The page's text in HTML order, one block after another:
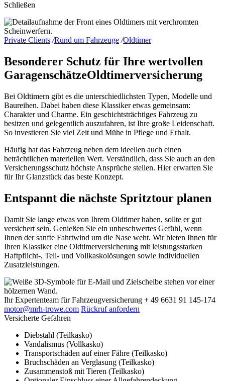
Schließen
Private Clients /Rund um Fahrzeuge /Oldtimer
Besonderer Schutz für Ihre wertvollen
GaragenschätzeOldtimerversicherung
Bei Oldtimern gibt es die unterschiedlichsten Typen, Modelle und
Baureihen. Dabei haben diese Klassiker etwas gemeinsam:
Charakter und Charme. Ein geschichtsträchtiges Fahrzeug zu
besitzen und gelegentlich auszufahren, ist Ihre große Leidenschaft.
So investieren Sie viel Zeit und Mühe in Pflege und Erhalt.
Häufig hat das Fahrzeug neben dem ideellen auch einen
beträchtlichen materiellen Wert. Verständlich, dass Sie auch an den
Versicherungsschutz höchste Ansprüche stellen. Hier erwarten Sie
für Ihr Glanzstück das beste Konzept.
Entspannt die nächste Spritztour planen
Damit Sie lange etwas von Ihrem Oldtimer haben, sollte er gut
versichert sein. Genießen Sie ein unbeschwertes Gefühl, wenn
Ihnen der sanfte Fahrtwind um die Nase weht. Wir bieten Ihnen für
Ihren Klassiker eine Oldtimerversicherung mit leistungsstarken
Haftpflicht-, Teil- und Vollkaskolösungen sowie individuellen
Zusatzleistungen.
Ihr Expertenteam für Fahrzeugversicherung + 49 6631 91 145-174
motor@mrh-trowe.com Rückruf anfordern
Versicherte Gefahren
Diebstahl (Teilkasko)
Vandalismus (Vollkasko)
Transportschäden auf einer Fähre (Teilkasko)
Bruchschäden an Verglasung (Teilkasko)
Zusammenstoß mit Tieren (Teilkasko)